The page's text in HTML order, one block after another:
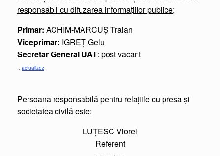
responsabil cu difuzarea informaţiilor publice;
Primar: ACHIM-MĂRCUȘ Traian
Viceprimar: IGREȚ Gelu
Secretar General UAT: post vacant
:: actualizez
Persoana responsabilă pentru relațiile cu presa și
societatea civilă este:
LUȚESC Viorel
Referent